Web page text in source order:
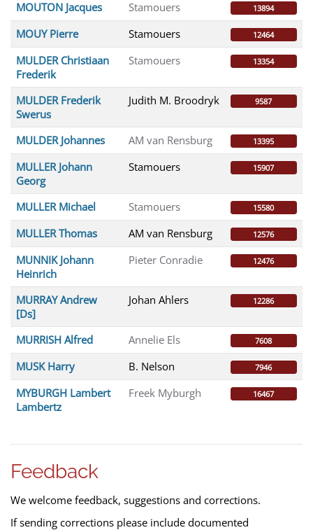
MOUTON Jacques Stamouers 13894
MOUY Pierre Stamouers 12464
MULDER Christiaan
Frederik
Stamouers 13354
MULDER Frederik
Swerus
Judith M. Broodryk 9587
MULDER Johannes AM van Rensburg 13395
MULLER Johann
Georg
Stamouers 15907
MULLER Michael Stamouers 15580
MULLER Thomas AM van Rensburg 12576
MUNNIK Johann
Heinrich
Pieter Conradie 12476
MURRAY Andrew
[Ds]
Johan Ahlers 12286
MURRISH Alfred Annelie Els 7608
MUSK Harry B. Nelson 7946
MYBURGH Lambert
Lambertz
Freek Myburgh 16467
Feedback
We welcome feedback, suggestions and corrections.
If sending corrections please include documented